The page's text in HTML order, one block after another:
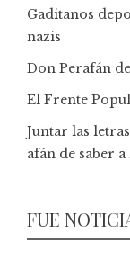
Gaditanos
nazis
Don Perafán
El Frente
Juntar las
afán de saber
FUE